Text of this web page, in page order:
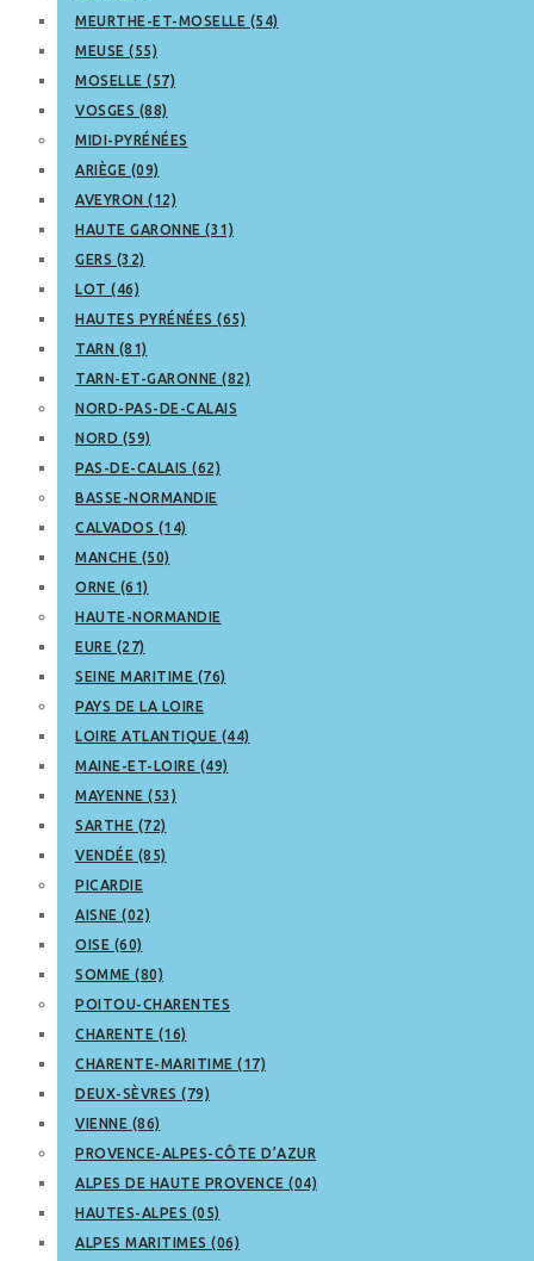
MEURTHE-ET-MOSELLE (54)
MEUSE (55)
MOSELLE (57)
VOSGES (88)
MIDI-PYRÉNÉES
ARIÈGE (09)
AVEYRON (12)
HAUTE GARONNE (31)
GERS (32)
LOT (46)
HAUTES PYRÉNÉES (65)
TARN (81)
TARN-ET-GARONNE (82)
NORD-PAS-DE-CALAIS
NORD (59)
PAS-DE-CALAIS (62)
BASSE-NORMANDIE
CALVADOS (14)
MANCHE (50)
ORNE (61)
HAUTE-NORMANDIE
EURE (27)
SEINE MARITIME (76)
PAYS DE LA LOIRE
LOIRE ATLANTIQUE (44)
MAINE-ET-LOIRE (49)
MAYENNE (53)
SARTHE (72)
VENDÉE (85)
PICARDIE
AISNE (02)
OISE (60)
SOMME (80)
POITOU-CHARENTES
CHARENTE (16)
CHARENTE-MARITIME (17)
DEUX-SÈVRES (79)
VIENNE (86)
PROVENCE-ALPES-CÔTE D’AZUR
ALPES DE HAUTE PROVENCE (04)
HAUTES-ALPES (05)
ALPES MARITIMES (06)